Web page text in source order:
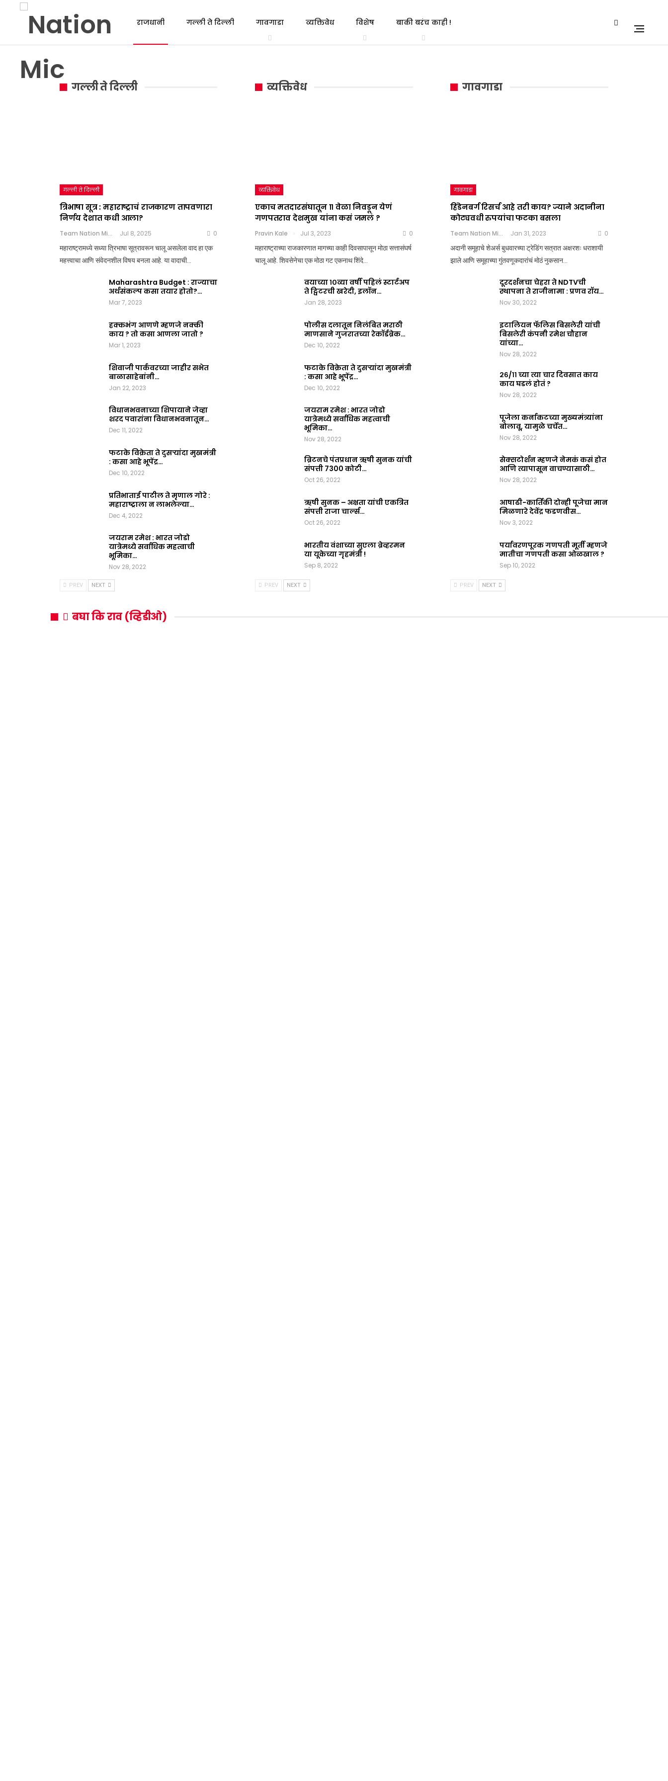
राजधानी गल्ली ते दिल्ली गावगाडा व्यक्तिवेध विशेष बाकी बरंच काही !
कधी
आला?
Jul
8,
0
यांना
कसं
जमलं
?
Pravin Kale
Jul
गल्ली ते दिल्ली
गल्ली ते दिल्ली
त्रिभाषा सूत्र : महाराष्ट्राचं राजकारण तापवणारा
निर्णय देशात कधी आला?
Team Nation Mic Jul 8, 2025 0
महाराष्ट्रामध्ये सध्या त्रिभाषा सूत्रावरून चालू असलेला वाद हा एक
महत्त्वाचा आणि संवेदनशील विषय बनला आहे. या वादाची…
Maharashtra Budget : राज्याचा
अर्थसंकल्प कसा तयार होतो?…
Mar 7, 2023
हक्कभंग आणणे म्हणजे नक्की
काय ? तो कसा आणला जातो ?
Mar 1, 2023
शिवाजी पार्कवरच्या जाहीर सभेत
बाळासाहेबांनी…
Jan 22, 2023
विधानभवनाच्या शिपायाने जेव्हा
शरद पवारांना विधानभवनातून…
Dec 11, 2022
फटाके विक्रेता ते दुसऱ्यांदा मुखमंत्री
: कसा आहे भूपेंद्र…
Dec 10, 2022
प्रतिभाताई पाटील ते मृणाल गोरे :
महाराष्ट्राला न लाभलेल्या…
Dec 4, 2022
जयराम रमेश : भारत जोडो
यात्रेमध्ये सर्वाधिक महत्वाची
भूमिका…
Nov 28, 2022
PREV NEXT
व्यक्तिवेध
व्यक्तिवेध
एकाच मतदारसंघातून ११ वेळा निवडून येणं
गणपतराव देशमुख यांना कसं जमलं ?
Pravin Kale Jul 3, 2023 0
महाराष्ट्राच्या राजकारणात मागच्या काही दिवसापासून मोठा सत्तासंघर्ष
चालू आहे. शिवसेनेचा एक मोठा गट एकनाथ शिंदे…
वयाच्या १०व्या वर्षी पहिलं स्टार्टअप
ते ट्विटरची खरेदी, इलॉन…
Jan 28, 2023
पोलीस दलातून निलंबित मराठी
माणसाने गुजरातच्या रेकॉर्डब्रेक…
Dec 10, 2022
फटाके विक्रेता ते दुसऱ्यांदा मुखमंत्री
: कसा आहे भूपेंद्र…
Dec 10, 2022
जयराम रमेश : भारत जोडो
यात्रेमध्ये सर्वाधिक महत्वाची
भूमिका…
Nov 28, 2022
ब्रिटनचे पंतप्रधान ऋषी सुनक यांची
संपत्ती 7300 कोटी…
Oct 26, 2022
ऋषी सुनक – अक्षता यांची एकत्रित
संपत्ती राजा चार्ल्स…
Oct 26, 2022
भारतीय वंशाच्या सुएला ब्रेव्हरमन
या यूकेच्या गृहमंत्री !
Sep 8, 2022
PREV NEXT
गावगाडा
गावगाडा
हिंडेनबर्ग रिसर्च आहे तरी काय? ज्याने अदानीना
कोट्यवधी रुपयांचा फटका बसला
Team Nation Mic Jan 31, 2023 0
अदानी समूहाचे शेअर्स बुधवारच्या ट्रेडिंग सत्रात अक्षरशः धराशायी
झाले आणि समूहाच्या गुंतवणूकदारांचं मोठं नुकसान…
दूरदर्शनचा चेहरा ते NDTVची
स्थापना ते राजीनामा : प्रणव रॉय…
Nov 30, 2022
इटालियन फॅलिस बिसलेरी यांची
बिसलेरी कंपनी रमेश चौहान
यांच्या…
Nov 28, 2022
२६/११ च्या त्या चार दिवसात काय
काय घडलं होतं ?
Nov 28, 2022
पूजेला कर्नाकटच्या मुख्यमंत्र्यांना
बोलावू, यामुळे चर्चेत…
Nov 28, 2022
सेक्सटोर्शन म्हणजे नेमकं कसं होत
आणि त्यापासून वाचण्यासाठी…
Nov 28, 2022
आषाढी-कार्तिकी दोन्ही पूजेचा मान
मिळणारे देवेंद्र फडणवीस…
Nov 3, 2022
पर्यावरणपूरक गणपती मूर्ती म्हणजे
मातीचा गणपती कसा ओळखाल ?
Sep 10, 2022
PREV NEXT
बघा कि राव (व्हिडीओ)